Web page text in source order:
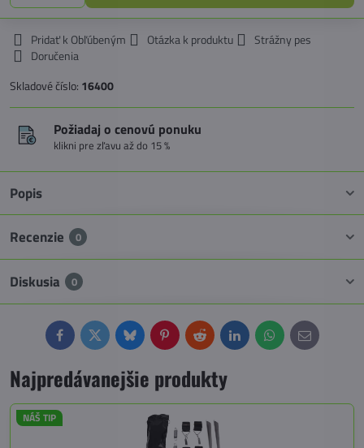
Pridať k Obľúbeným Otázka k produktu
Strážny pes
Doručenia
Skladové číslo: 16400
Požiadaj o cenovú ponuku
klikni pre zľavu až do 15 %
Popis
Recenzie 0
Diskusia 0
FacebookTwitterBlueskyPinterestReddit LinkedInWhatsApp
E-
mail
Najpredávanejšie produkty
NÁŠ TIP